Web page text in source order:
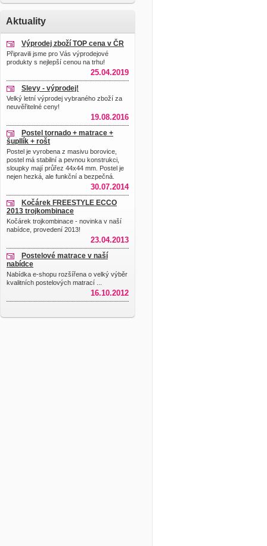
Aktuality
Výprodej zboží TOP cena v ČR
Připravili jsme pro Vás výprodejové
produkty s nejlepší cenou na trhu!
25.04.2019
Slevy - výprodej!
Velký letní výprodej vybraného zboží za
neuvěřitelné ceny!
19.08.2016
Postel tornado + matrace +
šupllík + rošt
Postel je vyrobena z masivu borovice,
postel má stabilní a pevnou konstrukci,
sloupky mají průřez 44x44 mm. Postel je
nejen hezká, ale funkční a bezpečná.
30.07.2014
Kočárek FREESTYLE ECCO
2013 trojkombinace
Kočárek trojkombinace - novinka v naší
nabídce, provedení 2013!
23.04.2013
Postelové matrace v naší
nabídce
Nabídka e-shopu rozšířena o velký výběr
kvalitních postelových matrací ...
16.10.2012